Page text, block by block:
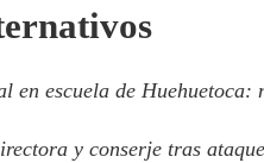
en escuela de
y conserje tras